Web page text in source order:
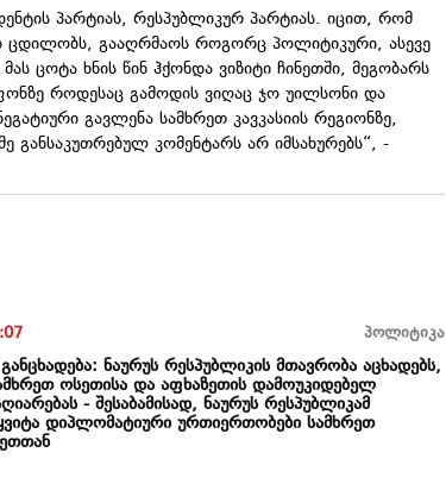
პარტიას, რესპუბლიკურ პარტიას. იცით, რომ
ცდილობს, გააღრმაოს როგორც პოლიტიკური, ასევე
ცოტა ხნის წინ ჰქონდა ვიზიტი ჩინეთში, მეგობარს
როდესაც გამოდის ვიღაც ჯო უილსონი და
გავლენა სამხრეთ კავკასიის რეგიონზე,
კომენტარს არ იმსახურებს“, -
პოლიტიკა
ნაურუს რესპუბლიკის მთავრობა აცხადებს,
ოსეთისა და აფხაზეთის დამოუკიდებელ
- შესაბამისად, ნაურუს რესპუბლიკამ
დიპლომატიური ურთიერთობები სამხრეთ